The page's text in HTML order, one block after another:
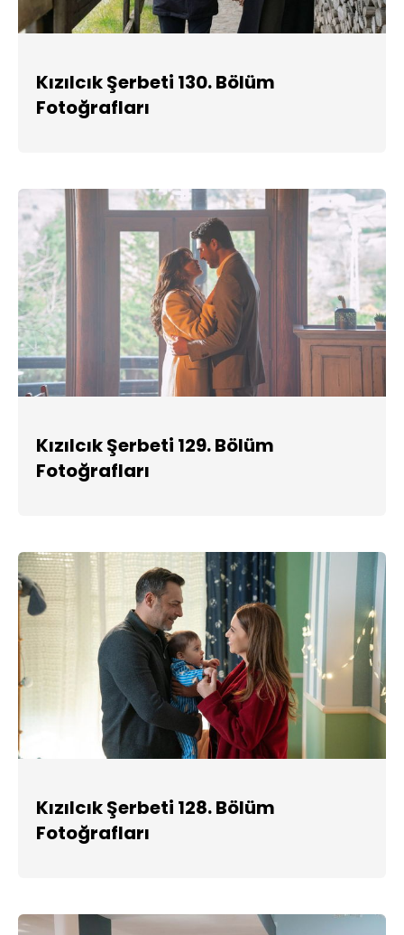
Kızılcık Şerbeti 130. Bölüm
Fotoğrafları
Kızılcık Şerbeti 129. Bölüm
Fotoğrafları
Kızılcık Şerbeti 128. Bölüm
Fotoğrafları